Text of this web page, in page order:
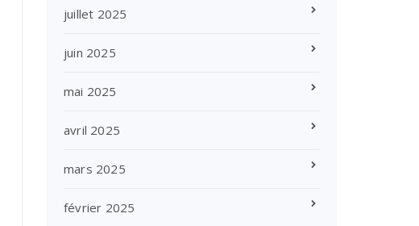
juillet 2025
juin 2025
mai 2025
avril 2025
mars 2025
février 2025